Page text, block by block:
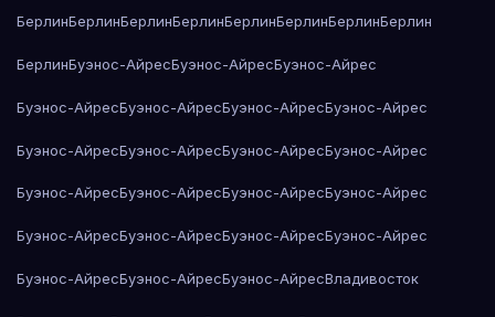
БерлинБерлинБерлинБерлинБерлинБерлинБерлинБерлин
БерлинБуэнос-АйресБуэнос-АйресБуэнос-Айрес
Буэнос-АйресБуэнос-АйресБуэнос-АйресБуэнос-Айрес
Буэнос-АйресБуэнос-АйресБуэнос-АйресБуэнос-Айрес
Буэнос-АйресБуэнос-АйресБуэнос-АйресБуэнос-Айрес
Буэнос-АйресБуэнос-АйресБуэнос-АйресБуэнос-Айрес
Буэнос-АйресБуэнос-АйресБуэнос-АйресВладивосток